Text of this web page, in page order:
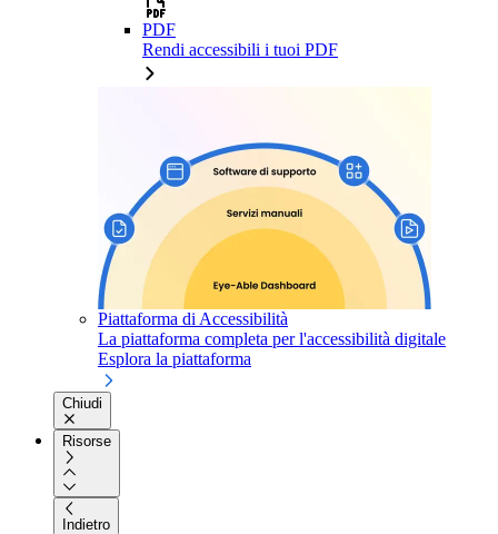
PDF
Rendi accessibili i tuoi PDF
Piattaforma di Accessibilità
La piattaforma completa per l'accessibilità digitale
Esplora la piattaforma
Chiudi
Risorse
Indietro